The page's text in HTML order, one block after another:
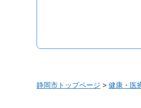
静岡市トップページ > 健康・医